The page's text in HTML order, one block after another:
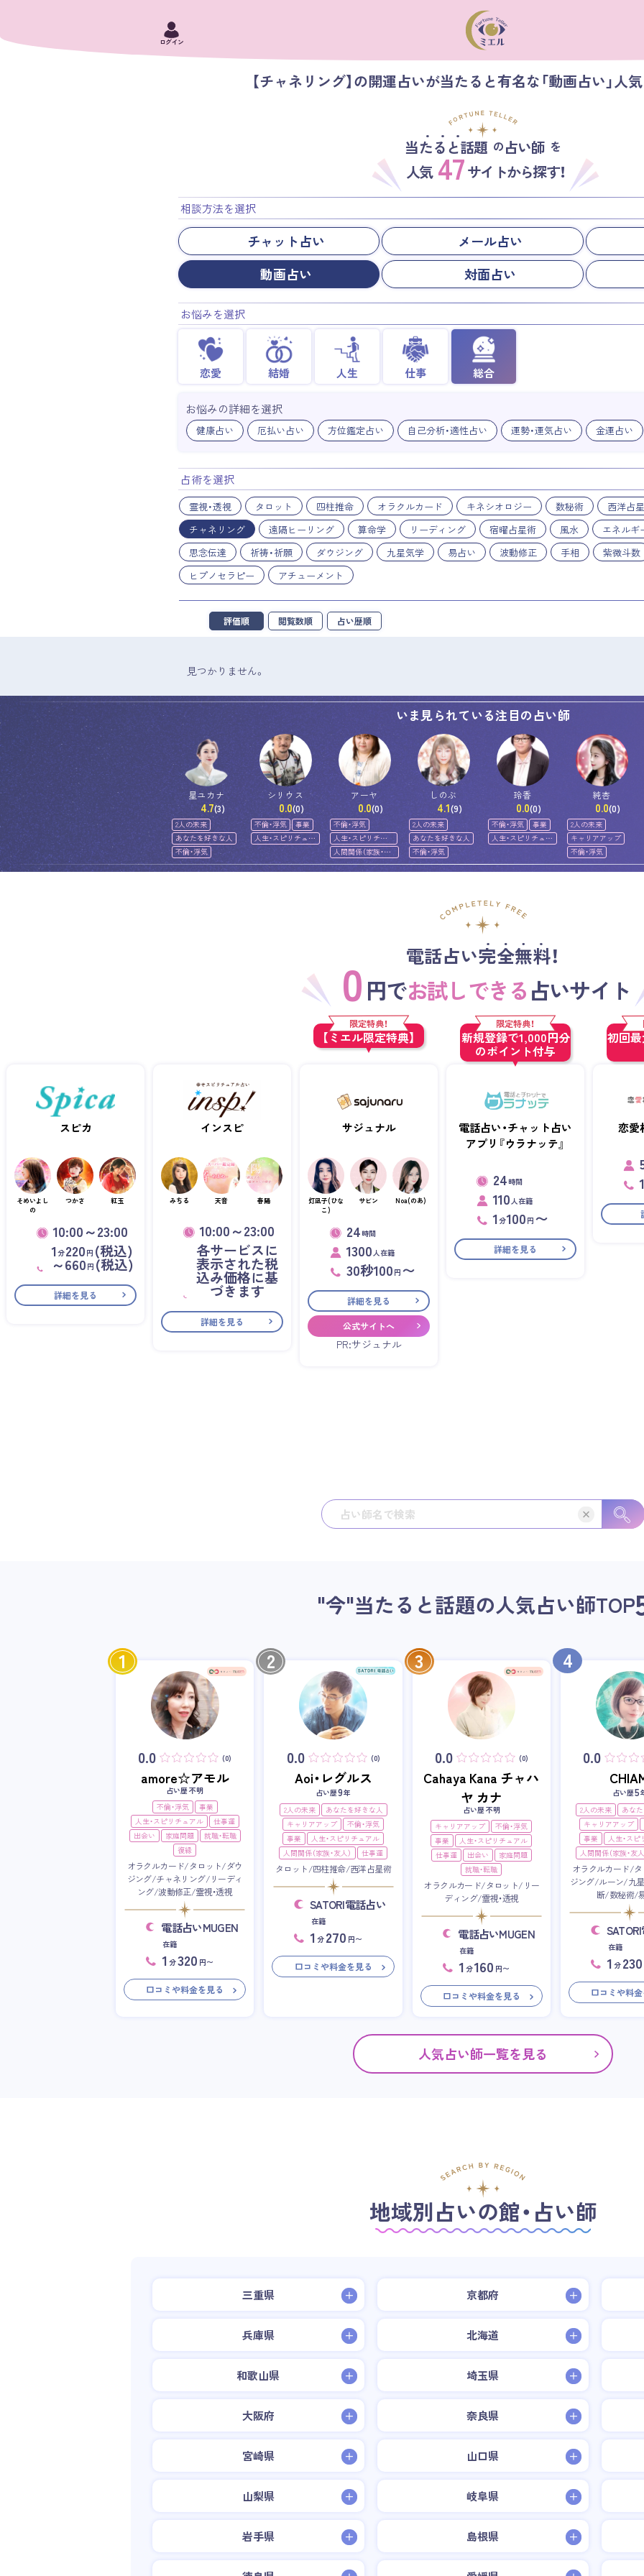
ログイン
【チャネリング】の開運占いが当たると有名な「動画占い」人
当たると話題 の占い師 を
人気 47 サイトから探す！
相談方法を選択
チャット占い
メール占い
動画占い
対面占い
お悩みを選択
恋愛 結婚 人生 仕事 総合
お悩みの詳細を選択
健康占い 厄払い占い 方位鑑定占い 自己分析・適性占い 運勢・運気占い 金運占い
占術を選択
霊視・透視 タロット 四柱推命 オラクルカード キネシオロジー 数秘術
西洋占
チャネリング
遠隔ヒーリング 算命学 リーディング 宿曜占星術 風水
エネルギ
思念伝達
祈祷・祈願 ダウジング 九星気学 易占い 波動修正 手相
紫微斗数
ヒプノセラピー
アチューメント
評価順 閲覧数順 占い歴順
見つかりません。
いま見られている注目の占い師
星ユカナ
4.7(3)
2人の未来
あなたを好きな人
不倫・浮気
シリウス
0.0(0)
不倫・浮気
事業
人生・スピリチュア
ル
アーヤ
0.0(0)
不倫・浮気
人生・スピリチュ
アル
人間関係（家族・友
人）
しのぶ
4.1(9)
2人の未来
あなたを好きな人
不倫・浮気
玲香
0.0(0)
不倫・浮気
事業
人生・スピリチュア
ル
純杏
0.0(0)
2人の未来
キャリアアップ
不倫・浮気
電話占い完全無料！
0 円でお試しできる占いサイト
スピカ
そめいよし
の
つかさ 紅玉
10:00～23:00
1分220 円 (税込)
～660 円 (税込)
詳細を見る
インスピ
みちる 天音 春陽
10:00～23:00
各サービスに
表示された税
込み価格に基
づきます
詳細を見る
限定特典！
【ミエル限定特典】
サジュナル
灯凪子(ひな
こ)
サビン Noa(のあ)
24 時間
1300人在籍
30秒100 円 〜
詳細を見る
公式サイトへ
PR:サジュナル
限定特典！
新規登録で1,000円分
のポイント付与
電話占い・チャット占い
アプリ『ウラナッテ』
24 時間
110人在籍
1分100 円 〜
詳細を見る
初回
恋愛
1
"今"当たると話題の人気占い師TOP
1
0.0 (0)
amore☆アモル
占い歴 不明
不倫・浮気
事業
人生・スピリチュアル
仕事運
出会い
家庭問題
就職・転職
復縁
オラクルカード/タロット/ダウ
ジング/チャネリング/リーディ
ング/波動修正/霊視・透視
電話占いMUGEN
在籍
1 分320 円〜
口コミや料金を見る
2
0.0 (0)
Aoi・レグルス
占い歴9年
2人の未来
あなたを好きな人
キャリアアップ
不倫・浮気
事業
人生・スピリチュアル
人間関係（家族・友人）
仕事運
タロット/四柱推命/西洋占星術
SATORI電話占い
在籍
1 分 270 円〜
口コミや料金を見る
3
0.0 (0)
Cahaya Kana チャハ
ヤ カナ
占い歴 不明
キャリアアップ
不倫・浮気
事業
人生・スピリチュアル
仕事運
出会い
家庭問題
就職・転職
オラクルカード/タロット/リー
ディング/霊視・透視
電話占いMUGEN
在籍
1 分160 円〜
口コミや料金を見る
4
0.0
占い歴5
2人の未来
あな
キャリアアップ
事業
人生・ス
人間関係（家族・友人
オラクルカード/
ジング/ルーン/九
断/数秘術/
在籍
1 分 230
口コミや料
人気占い師一覧を見る
地域別占いの館・占い師
三重県 京都府
兵庫県 北海道
和歌山県 埼玉県
大阪府 奈良県
宮崎県 山口県
山梨県 岐阜県
岩手県 島根県